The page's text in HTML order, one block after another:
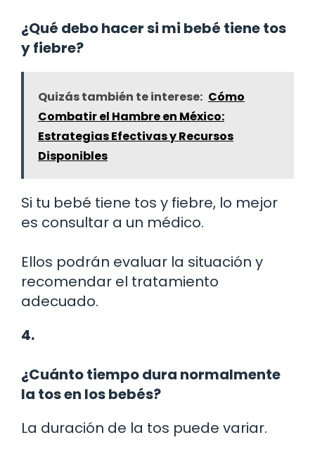
¿Qué debo hacer si mi bebé tiene tos
y fiebre?
Quizás también te interese: Cómo
Combatir el Hambre en México:
Estrategias Efectivas y Recursos
Disponibles
Si tu bebé tiene tos y fiebre, lo mejor
es consultar a un médico.
Ellos podrán evaluar la situación y
recomendar el tratamiento
adecuado.
4.
¿Cuánto tiempo dura normalmente
la tos en los bebés?
La duración de la tos puede variar.